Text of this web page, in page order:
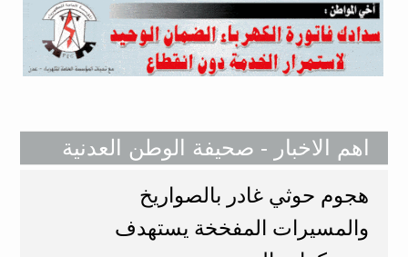
اهم الاخبار - صحيفة الوطن العدنية
هجوم حوثي غادر بالصواريخ
والمسيرات المفخخة يستهدف